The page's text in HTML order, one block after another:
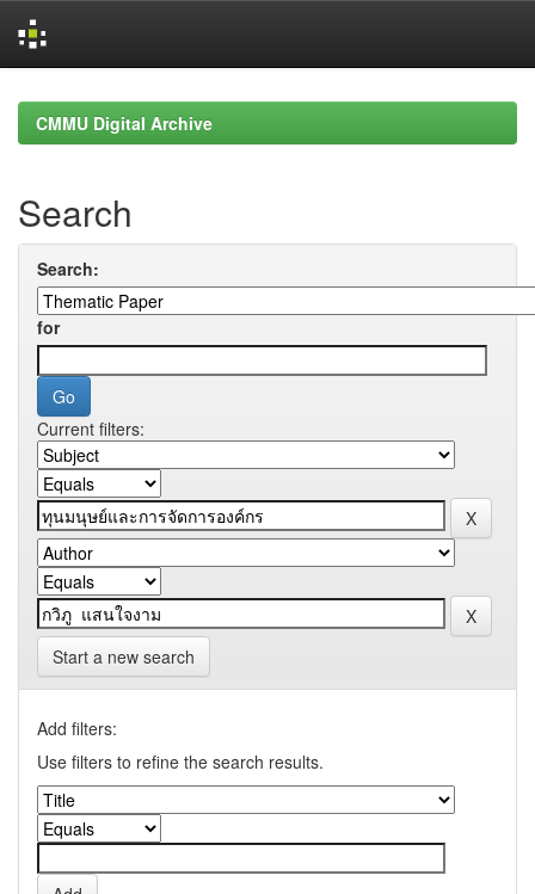
navigationCMMU Digital Archive
Search
Search:
for
Current filters:
Start a new search
Add filters:
Use filters to refine the search results.